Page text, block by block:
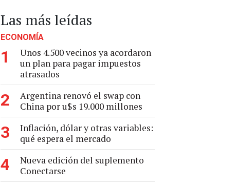
Las más leídas
ECONOMÍA
1
Unos 4.500 vecinos ya acordaron
un plan para pagar impuestos
atrasados
2
Argentina renovó el swap con
China por u$s 19.000 millones
3
Inflación, dólar y otras variables:
qué espera el mercado
4
Nueva edición del suplemento
Conectarse